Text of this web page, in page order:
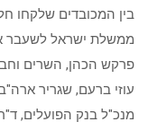
ממשלת ישראל לשעבר
פרקש הכהן, השרים
עוזי ברעם, שגריר
מנכ"ל בנק הפועלים,